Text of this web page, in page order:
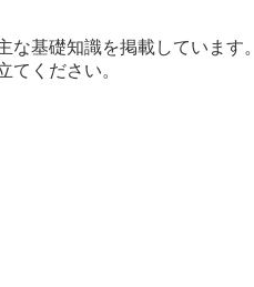
な基礎知識を掲載しています。
てください。